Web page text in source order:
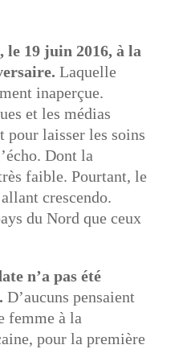
le 19 juin 2016, à la
Laquelle
inaperçue.
et les médias
pour laisser les soins
Dont la
faible. Pourtant, le
crescendo.
du Nord que ceux
n’a pas été
D’aucuns pensaient
femme à la
pour la première